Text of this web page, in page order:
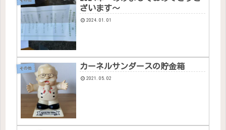
ざいます〜
2024.01.01
その他 カーネルサンダースの貯金箱
2021.05.02